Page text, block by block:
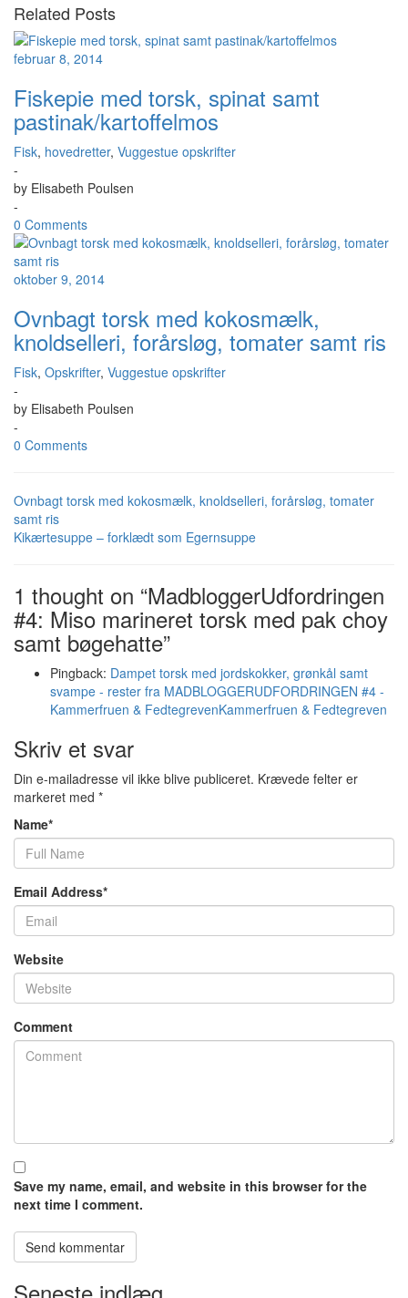
Related Posts
februar 8, 2014
Fiskepie med torsk, spinat samt
pastinak/kartoffelmos
Fisk, hovedretter, Vuggestue opskrifter
-
by Elisabeth Poulsen
-
0 Comments
oktober 9, 2014
Ovnbagt torsk med kokosmælk,
knoldselleri, forårsløg, tomater samt ris
Fisk, Opskrifter, Vuggestue opskrifter
-
by Elisabeth Poulsen
-
0 Comments
Ovnbagt torsk med kokosmælk, knoldselleri, forårsløg, tomater
samt ris
Kikærtesuppe – forklædt som Egernsuppe
1 thought on “MadbloggerUdfordringen
#4: Miso marineret torsk med pak choy
samt bøgehatte”
Pingback: Dampet torsk med jordskokker, grønkål samt
svampe - rester fra MADBLOGGERUDFORDRINGEN #4 -
Kammerfruen & FedtegrevenKammerfruen & Fedtegreven
Skriv et svar
Din e-mailadresse vil ikke blive publiceret. Krævede felter er
markeret med *
Name*
Email Address*
Website
Comment
Save my name, email, and website in this browser for the
next time I comment.